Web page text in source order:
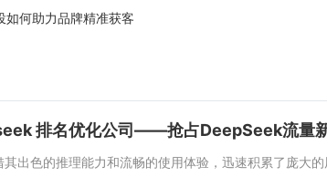
如何助力品牌精准获客
排名优化公司——抢占DeepSeek流量
出色的推理能力和流畅的使用体验，迅速积累了庞大